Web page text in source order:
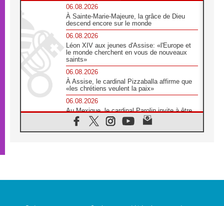
06.08.2026
À Sainte-Marie-Majeure, la grâce de Dieu
descend encore sur le monde
06.08.2026
Léon XIV aux jeunes d'Assise: «l'Europe et
le monde cherchent en vous de nouveaux
saints»
06.08.2026
À Assise, le cardinal Pizzaballa affirme que
«les chrétiens veulent la paix»
06.08.2026
Au Mexique, le cardinal Parolin invite à être
aux côtés des marginalisées
06.08.2026